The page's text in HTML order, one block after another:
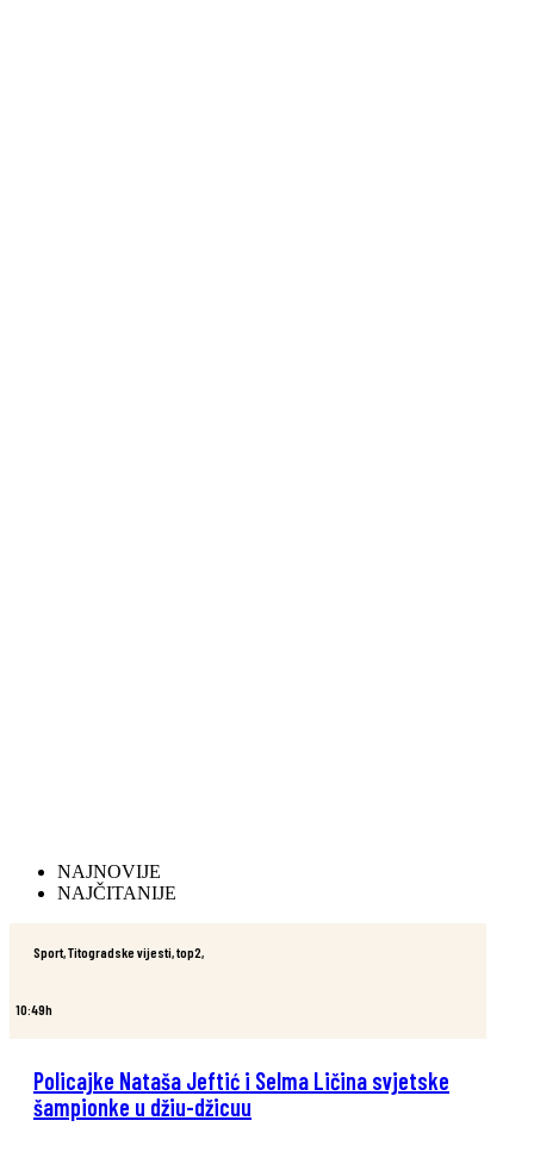
NAJNOVIJE
NAJČITANIJE
Sport Titogradske vijesti top2
10:49h
Policajke Nataša Jeftić i Selma Ličina svjetske
šampionke u džiu-džicuu